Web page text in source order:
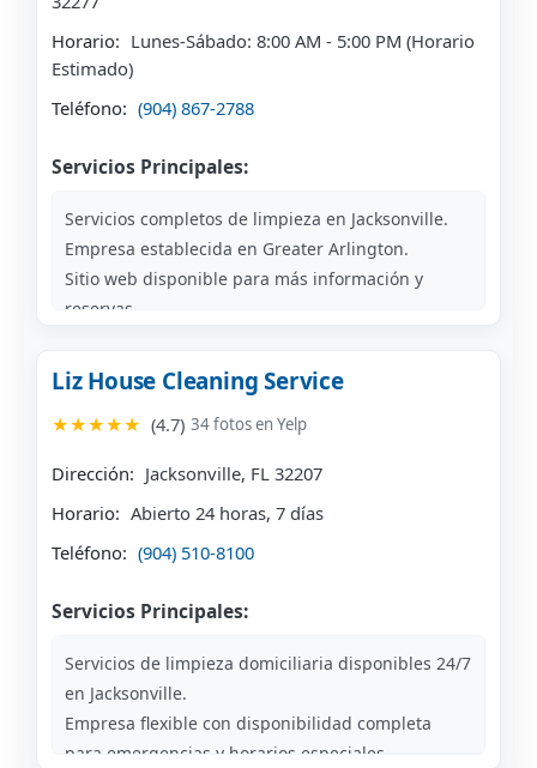
Horario: Lunes-Sábado: 8:00 AM - 5:00 PM (Horario
Estimado)
Teléfono: (904) 867-2788
Servicios Principales:
Servicios completos de limpieza en Jacksonville.
Empresa establecida en Greater Arlington.
Sitio web disponible para más información y
reservas.
Liz House Cleaning Service
★★★★★ (4.7) 34 fotos en Yelp
Dirección: Jacksonville, FL 32207
Horario: Abierto 24 horas, 7 días
Teléfono: (904) 510-8100
Servicios Principales:
Servicios de limpieza domiciliaria disponibles 24/7
en Jacksonville.
Empresa flexible con disponibilidad completa
para emergencias y horarios especiales.